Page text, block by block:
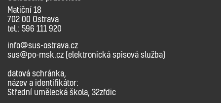
Matiční 18
702 00 Ostrava
tel.: 596 111 920
info@sus-ostrava.cz
sus@po-msk.cz (elektronická spisová služba)
datová schránka,
název a identifikátor:
Střední umělecká škola, 32zfdic